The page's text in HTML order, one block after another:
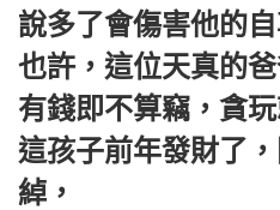
說多了會傷害他的自
也許，這位天真的爸
有錢即不算竊，貪玩
這孩子前年發財了
綽，